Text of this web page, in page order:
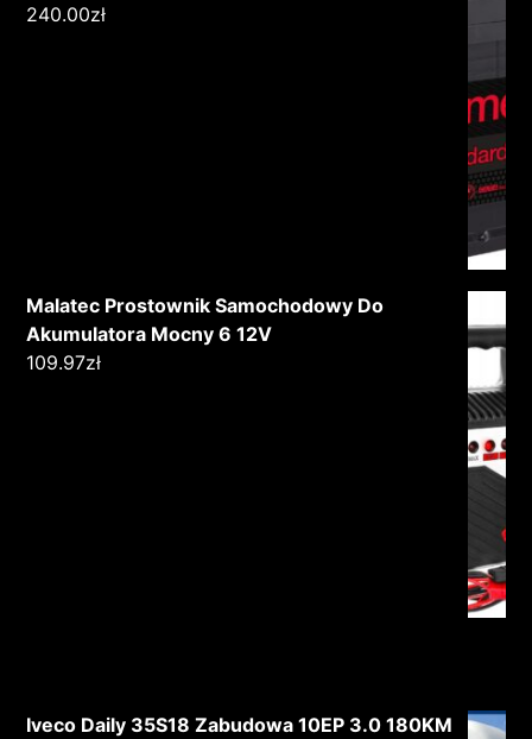
240.00zł
Malatec Prostownik Samochodowy Do
Akumulatora Mocny 6 12V
109.97zł
Iveco Daily 35S18 Zabudowa 10EP 3.0 180KM